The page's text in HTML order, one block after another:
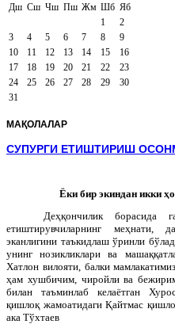
Дш Сш Чш Пш Жм Шб Яб
1
2
3
4 5 6 7 8
9
10
11 12 13 14 15
16
17
18 19 20 21 22
23
24
25 26 27 28 29
30
31
МАҚОЛАЛАР
СУПУРГИ ЕТИШТИРИШ
Ёки бир экиндан икки
Деҳқончилик борасида
етиштирувчиларнинг меҳнати,
эканлигини таъкидлаш ўринли
унинг нозикликлари ва
Хатлон вилояти, балки
ҳам хушбичим, чиройли ва
билан таъминлаб келаётган
қишлоқ жамоатидаги Қайтмас
ака Тўхтаев